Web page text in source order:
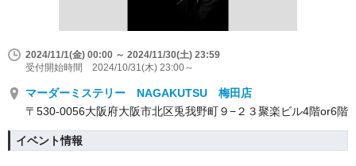
2024/11/1(金) 00:00 ～ 2024/11/30(土) 23:59
受付開始時間 2024/10/31(木) 23:00～
マーダーミステリー NAGAKUTSU 梅田店
〒530-0056大阪府大阪市北区兎我野町９−２３聚楽ビル4階or6階
イベント情報